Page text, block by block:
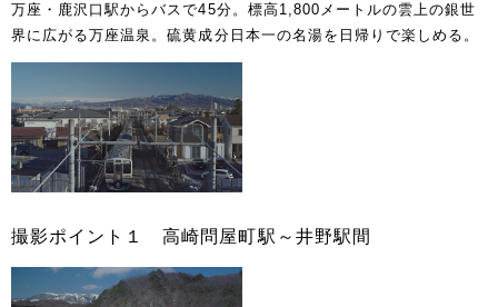
万座・鹿沢口駅からバスで45分。標高1,800メートルの雲上の銀世
界に広がる万座温泉。硫黄成分日本一の名湯を日帰りで楽しめる。
撮影ポイント１ 高崎問屋町駅～井野駅間